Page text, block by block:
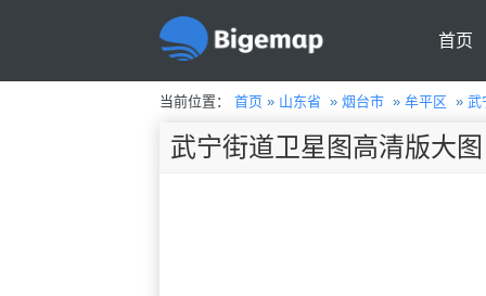
首页
当前位置： 首页» 山东省 » 烟台市» 牟平区 » 武
武宁街道卫星图高清版大图